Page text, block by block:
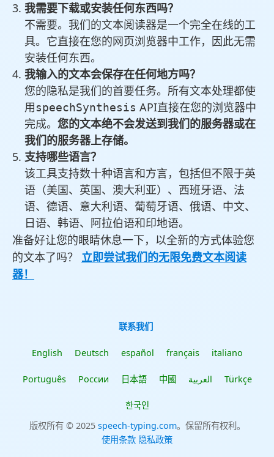
我需要下载或安装任何东西吗？
不需要。我们的文本阅读器是一个完全在线的工
具。它直接在您的网页浏览器中工作，因此无需
安装任何东西。
我输入的文本会保存在任何地方吗？
您的隐私是我们的首要任务。所有文本处理都使
用speechSynthesis API直接在您的浏览器中
完成。 您的文本绝不会发送到我们的服务器或在
我们的服务器上存储。
支持哪些语言？
该工具支持数十种语言和方言，包括但不限于英
语（美国、英国、澳大利亚）、西班牙语、法
语、德语、意大利语、葡萄牙语、俄语、中文、
日语、韩语、阿拉伯语和印地语。
准备好让您的眼睛休息一下，以全新的方式体验您
的文本了吗？ 立即尝试我们的无限免费文本阅读
器！
联系我们
English Deutsch español français italiano
Português России 日本語 中國 العربية Türkçe
한국인
版权所有 © 2025 speech-typing.com。保留所有权利。
使用条款 隐私政策